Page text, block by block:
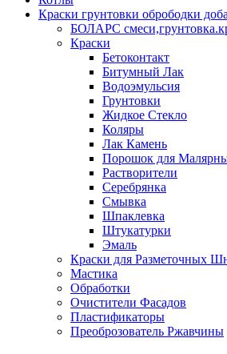
Краски грунтовки обрободки
БОЛАРС
Краски
Бетоконтакт
Битумный Лак
Водоэмульсия
Грунтовки
Жидкое Стекло
Коляры
Лак Камень
Порошок для
Растворители
Серебрянка
Смывка
Шпаклевка
Штукатурки
Эмаль
Краски для Разметочных
Мастика
Обработки
Очистители Фасадов
Пластификаторы
Преоброзователь Ржавчины